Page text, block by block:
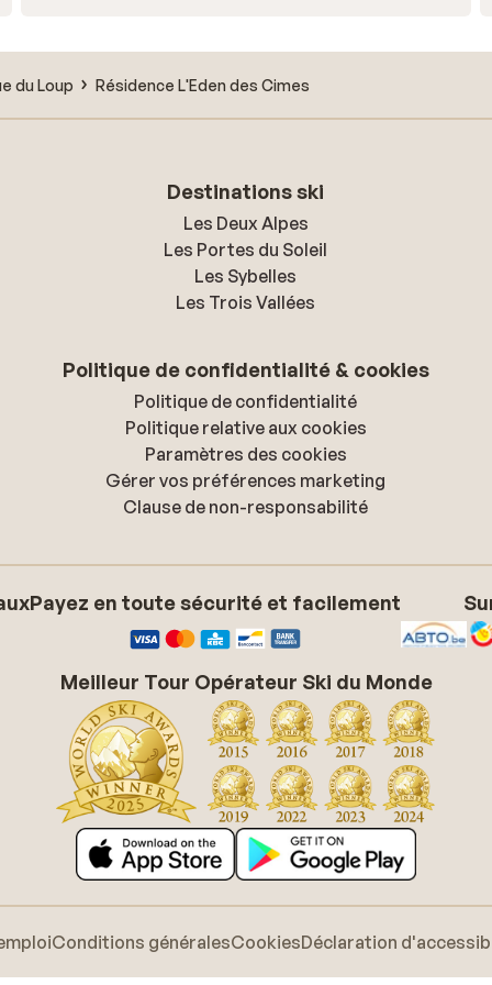
du Loup Résidence L'Eden des Cimes
Destinations ski
Les Deux Alpes
Les Portes du Soleil
Les Sybelles
Les Trois Vallées
Politique de confidentialité & cookies
Politique de confidentialité
Politique relative aux cookies
Paramètres des cookies
Gérer vos préférences marketing
Clause de non-responsabilité
Payez en toute sécurité et facilement
Meilleur Tour Opérateur Ski du Monde
Conditions généralesCookiesDéclaration